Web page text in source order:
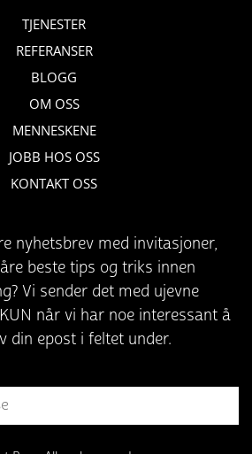
TJENESTER
REFERANSER
BLOGG
OM OSS
MENNESKENE
JOBB HOS OSS
KONTAKT OSS
nyhetsbrev med invitasjoner,
beste tips og triks innen
Vi sender det med ujevne
når vi har noe interessant å
din epost i feltet under.